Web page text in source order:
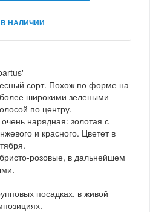
НАЛИЧИИ
сорт. Похож по форме на
широкими зелеными
по центру.
нарядная: золотая с
и красного. Цветет в
розовые, в дальнейшем
посадках, в живой